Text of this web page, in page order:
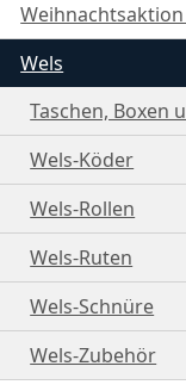
Weihnachtsaktion
Wels
Taschen, Boxen
Wels-Köder
Wels-Rollen
Wels-Ruten
Wels-Schnüre
Wels-Zubehör